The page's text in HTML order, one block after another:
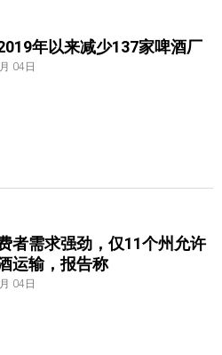
年以来减少137家啤酒厂
04日
者需求强劲，仅11个州允许
运输，报告称
04日